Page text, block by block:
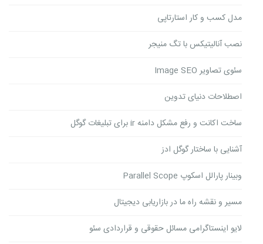
مدل کسب و کار استارتاپی
نصب آنالیتیکس با تگ منیجر
سئوی تصاویر Image SEO
اصطلاحات دنیای تدوین
ساخت اکانت و رفع مشکل دامنه ir برای تبلیغات گوگل
آشنایی با ساختار گوگل ادز
وبینار پارالل اسکوپ Parallel Scope
مسیر و نقشه راه ما در بازاریابی دیجیتال
لایو اینستاگرامی مسائل حقوقی و قراردادی سئو